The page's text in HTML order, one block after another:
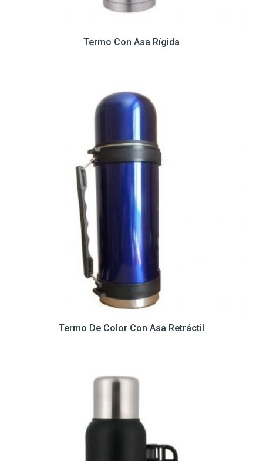
Termo Con Asa Rígida
Termo De Color Con Asa Retráctil